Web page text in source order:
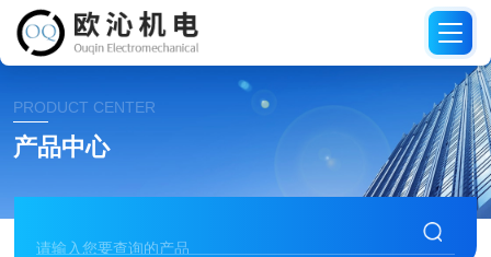
PRODUCT CENTER
产品中心